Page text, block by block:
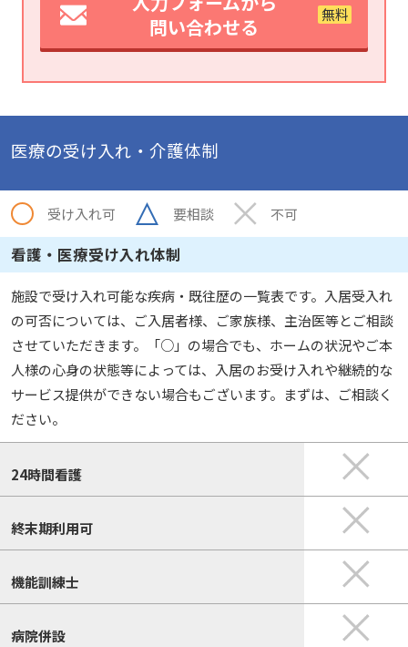
問い合わせる
医療の受け入れ・介護体制
受け入れ可 要相談 不可
看護・医療受け入れ体制
施設で受け入れ可能な疾病・既往歴の一覧表です。入居受入れ
の可否については、ご入居者様、ご家族様、主治医等とご相談
させていただきます。「○」の場合でも、ホームの状況やご本
人様の心身の状態等によっては、入居のお受け入れや継続的な
サービス提供ができない場合もございます。まずは、ご相談く
ださい。
24時間看護
終末期利用可
機能訓練士
病院併設